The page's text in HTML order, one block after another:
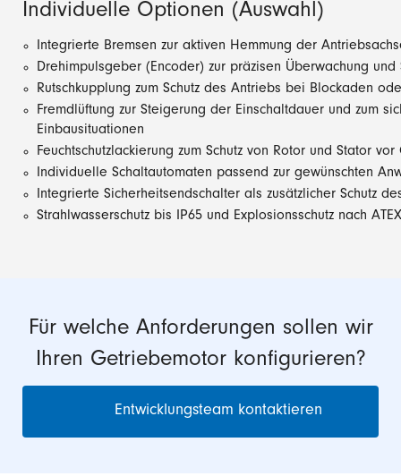
Individuelle Optionen (Auswahl)
Integrierte Bremsen zur aktiven Hemmung der
Drehimpulsgeber (Encoder) zur präzisen Überwachung
Rutschkupplung zum Schutz des Antriebs bei Blockaden
Fremdlüftung zur Steigerung der Einschaltdauer und zum
Einbausituationen
Feuchtschutzlackierung zum Schutz von Rotor und Stator
Individuelle Schaltautomaten passend zur gewünschten
Integrierte Sicherheitsendschalter als zusätzlicher Schutz
Strahlwasserschutz bis IP65 und Explosionsschutz nach
Für welche Anforderungen sollen wir
Ihren Getriebemotor konfigurieren?
Entwicklungsteam kontaktieren